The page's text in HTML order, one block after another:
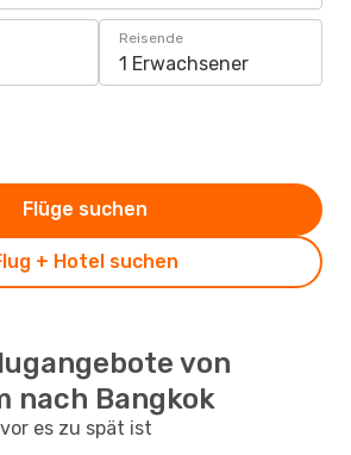
Reisende
1 Erwachsener
+ Hotel suchen
Flüge suchen
von
nach Bangkok
es zu spät ist